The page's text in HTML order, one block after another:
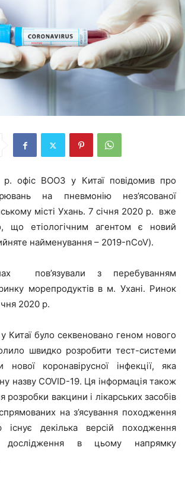
р. офіс ВООЗ у Китаї повідомив про
на пневмонію нез’ясованої
місті Ухань. 7 січня 2020 р. вже
що етіологічним агентом є новий
найменування – 2019-nCoV).
пов’язували з перебуванням
морепродуктів в м. Ухані. Ринок
2020 р.
Китаї було секвеновано геном нового
швидко розробити тест-системи
нової коронавірусної інфекції, яка
назву COVID-19. Ця інформація також
розробки вакцини і лікарських засобів
на з’ясування походження
існує декілька версій походження
дослідження в цьому напрямку